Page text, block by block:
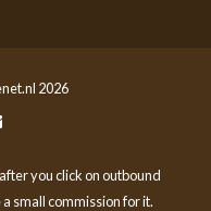
2026
you click on outbound
small commission for it.